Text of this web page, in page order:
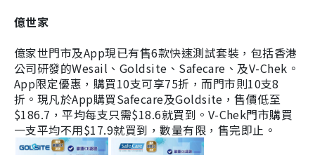
億世家
億家世門市及App現已有售6款快速測試套裝，包括香港
公司研發的Wesail、Goldsite、Safecare、及V-Chek。
App限定優惠，購買10支可享75折，而門市則10支8
折。現凡於App購買Safecare及Goldsite，售價低至
$186.7，平均每支只需$18.6就買到。V-Chek門市購買
一支平均不用$17.9就買到，數量有限，售完即止。